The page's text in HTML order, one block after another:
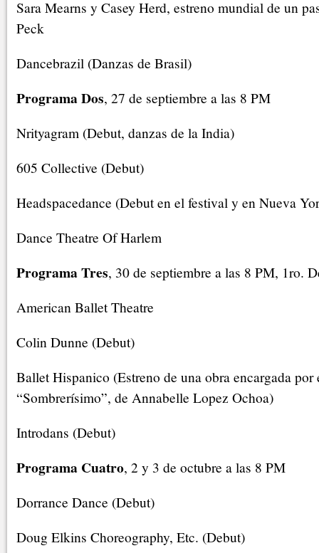
Sara Mearns y Casey Herd, estreno mundial de un
Peck
Dancebrazil (Danzas de Brasil)
Programa Dos, 27 de septiembre a las 8 PM
Nrityagram (Debut, danzas de la India)
605 Collective (Debut)
Headspacedance (Debut en el festival y en Nueva
Dance Theatre Of Harlem
Programa Tres, 30 de septiembre a las 8 PM, 1ro.
American Ballet Theatre
Colin Dunne (Debut)
Ballet Hispanico (Estreno de una obra encargada por
“Sombrerísimo”, de Annabelle Lopez Ochoa)
Introdans (Debut)
Programa Cuatro, 2 y 3 de octubre a las 8 PM
Dorrance Dance (Debut)
Doug Elkins Choreography, Etc. (Debut)